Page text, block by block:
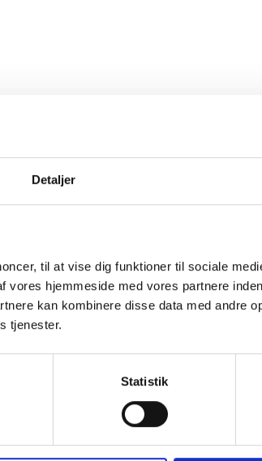
Detaljer
til at vise dig funktioner til sociale
hjemmeside med vores partnere
kan kombinere disse data med andre
tjenester.
Statistik